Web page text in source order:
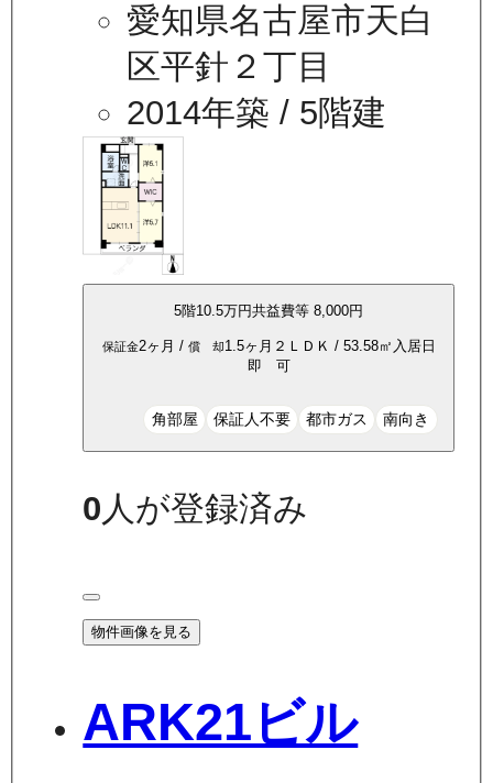
愛知県名古屋市天白
区平針２丁目
2014年築 / 5階建
5階10.5万円共益費等 8,000円
保証金2ヶ月 / 償 却1.5ヶ月 ２ＬＤＫ / 53.58㎡ 入居日
即 可
角部屋 保証人不要 都市ガス 南向き
0人が登録済み
物件画像を見る
ARK21ビル